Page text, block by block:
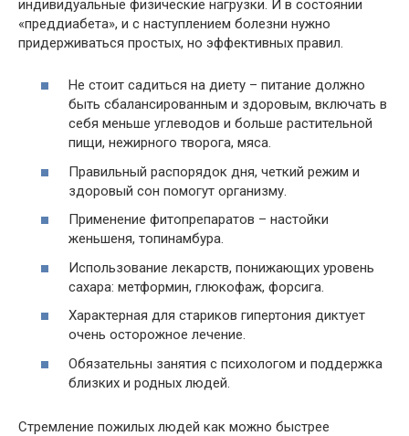
индивидуальные физические нагрузки. И в состоянии
«преддиабета», и с наступлением болезни нужно
придерживаться простых, но эффективных правил.
Не стоит садиться на диету – питание должно
быть сбалансированным и здоровым, включать в
себя меньше углеводов и больше растительной
пищи, нежирного творога, мяса.
Правильный распорядок дня, четкий режим и
здоровый сон помогут организму.
Применение фитопрепаратов – настойки
женьшеня, топинамбура.
Использование лекарств, понижающих уровень
сахара: метформин, глюкофаж, форсига.
Характерная для стариков гипертония диктует
очень осторожное лечение.
Обязательны занятия с психологом и поддержка
близких и родных людей.
Стремление пожилых людей как можно быстрее